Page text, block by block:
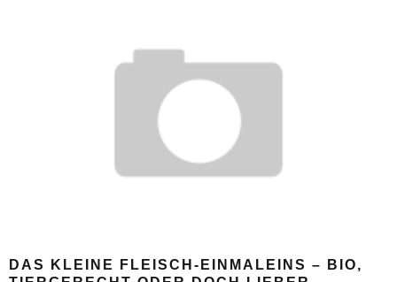
DAS KLEINE FLEISCH-EINMALEINS – BIO,